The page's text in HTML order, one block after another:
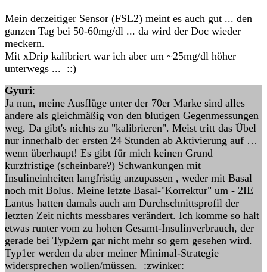
Mein derzeitiger Sensor (FSL2) meint es auch gut ... den
ganzen Tag bei 50-60mg/dl ... da wird der Doc wieder
meckern.
Mit xDrip kalibriert war ich aber um ~25mg/dl höher
unterwegs ... ::)
Gyuri:
Ja nun, meine Ausflüge unter der 70er Marke sind alles
andere als gleichmäßig von den blutigen Gegenmessungen
weg. Da gibt's nichts zu "kalibrieren". Meist tritt das Übel
nur innerhalb der ersten 24 Stunden ab Aktivierung auf …
wenn überhaupt! Es gibt für mich keinen Grund
kurzfristige (scheinbare?) Schwankungen mit
Insulineinheiten langfristig anzupassen , weder mit Basal
noch mit Bolus. Meine letzte Basal-"Korrektur" um - 2IE
Lantus hatten damals auch am Durchschnittsprofil der
letzten Zeit nichts messbares verändert. Ich komme so halt
etwas runter vom zu hohen Gesamt-Insulinverbrauch, der
gerade bei Typ2ern gar nicht mehr so gern gesehen wird.
Typ1er werden da aber meiner Minimal-Strategie
widersprechen wollen/müssen. :zwinker: